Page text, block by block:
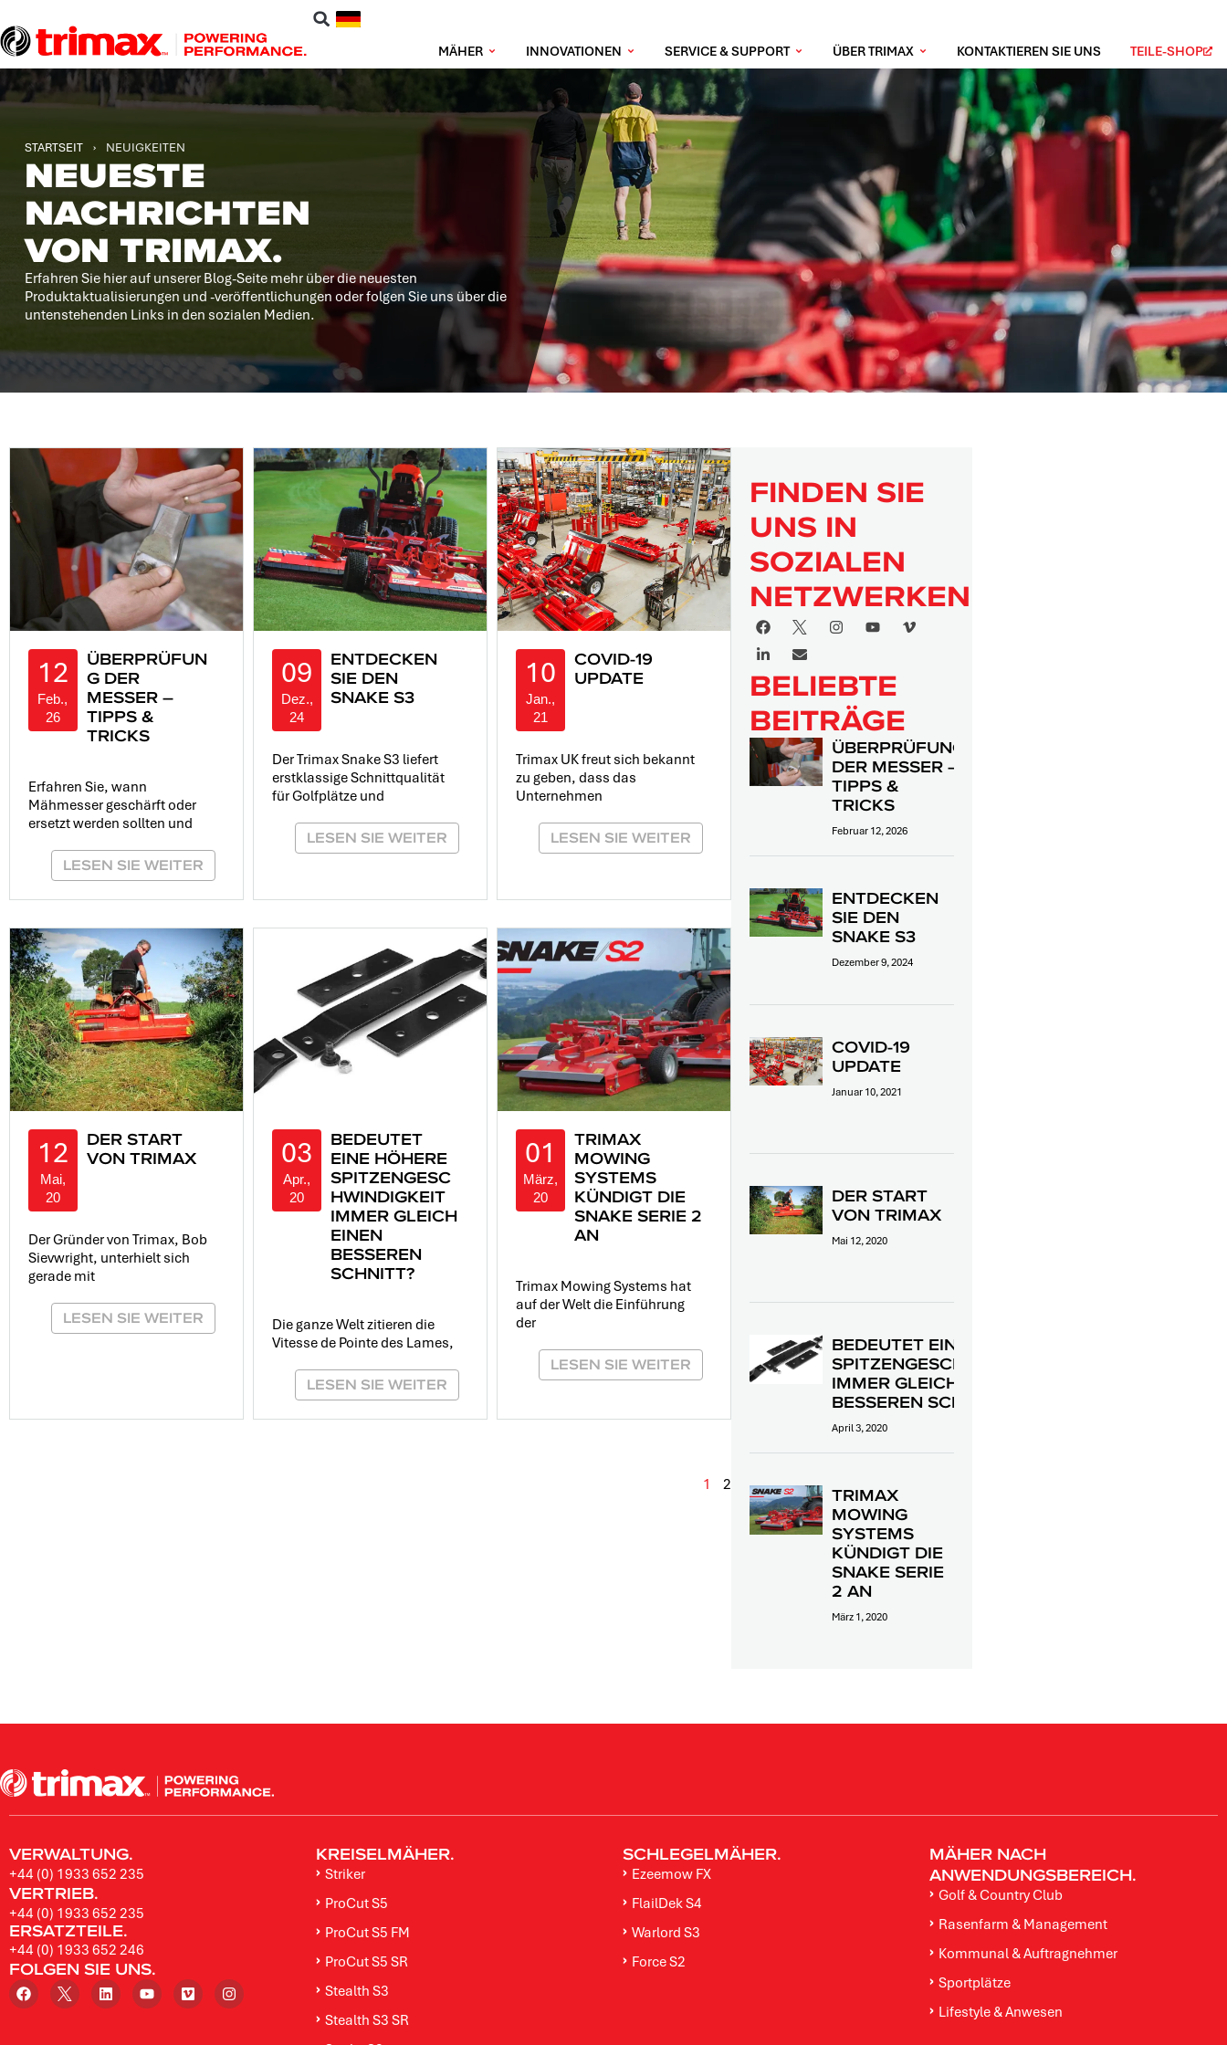
MÄHER INNOVATIONEN SERVICE & SUPPORT ÜBER TRIMAX KONTAKTIEREN SIE UNS TEILE-SHOP
STARTSEIT › NEUIGKEITEN
NEUESTE
NACHRICHTEN
VON TRIMAX.
Erfahren Sie hier auf unserer Blog-Seite mehr über die neuesten
Produktaktualisierungen und -veröffentlichungen oder folgen Sie uns über die
untenstehenden Links in den sozialen Medien.
12
Feb.,
26
ÜBERPRÜFUN
G DER
MESSER –
TIPPS &
TRICKS
Erfahren Sie, wann
Mähmesser geschärft oder
ersetzt werden sollten und
LESEN SIE WEITER
09
Dez.,
24
ENTDECKEN
SIE DEN
SNAKE S3
Der Trimax Snake S3 liefert
erstklassige Schnittqualität
für Golfplätze und
LESEN SIE WEITER
10
Jan.,
21
COVID-19
UPDATE
Trimax UK freut sich bekannt
zu geben, dass das
Unternehmen
LESEN SIE WEITER
12
Mai,
20
DER START
VON TRIMAX
Der Gründer von Trimax, Bob
Sievwright, unterhielt sich
gerade mit
LESEN SIE WEITER
03
Apr.,
20
BEDEUTET
EINE HÖHERE
SPITZENGESC
HWINDIGKEIT
IMMER GLEICH
EINEN
BESSEREN
SCHNITT?
Die ganze Welt zitieren die
Vitesse de Pointe des Lames,
LESEN SIE WEITER
01
März,
20
TRIMAX
MOWING
SYSTEMS
KÜNDIGT DIE
SNAKE SERIE 2
AN
Trimax Mowing Systems hat
auf der Welt die Einführung
der
LESEN SIE WEITER
1 2
FINDEN SIE
UNS IN
SOZIALEN
NETZWERKEN
BELIEBTE
BEITRÄGE
ÜBERPRÜFUNG
DER MESSER –
TIPPS &
TRICKS
Februar 12, 2026
ENTDECKEN
SIE DEN
SNAKE S3
Dezember 9, 2024
COVID-19
UPDATE
Januar 10, 2021
DER START
VON TRIMAX
Mai 12, 2020
BEDEUTET EINE HÖHERE
SPITZENGESCHWINDIGKEIT
IMMER GLEICH EINEN
BESSEREN SCHNITT?
April 3, 2020
TRIMAX
MOWING
SYSTEMS
KÜNDIGT DIE
SNAKE SERIE
2 AN
März 1, 2020
VERWALTUNG.
+44 (0) 1933 652 235
VERTRIEB.
+44 (0) 1933 652 235
ERSATZTEILE.
+44 (0) 1933 652 246
FOLGEN SIE UNS​.
KREISELMÄHER.
Striker
ProCut S5
ProCut S5 FM
ProCut S5 SR
Stealth S3
Stealth S3 SR
SCHLEGELMÄHER.
Ezeemow FX
FlailDek S4
Warlord S3
Force S2
MÄHER NACH
ANWENDUNGSBEREICH.
Golf & Country Club
Rasenfarm & Management
Kommunal & Auftragnehmer
Sportplätze
Lifestyle & Anwesen